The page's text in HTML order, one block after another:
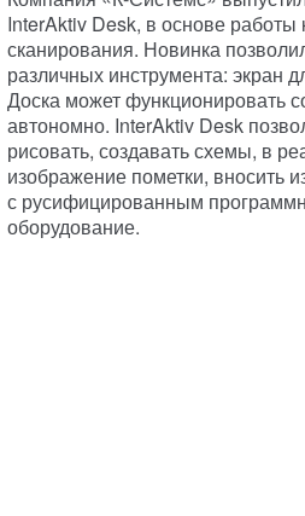
InterAktiv Desk, в основе
сканирования. Новинка
различных инструмента: экран
Доска может функционировать
автономно. InterAktiv Desk
рисовать, создавать схемы, в
изображение пометки, вносить
с русифицированным
оборудование.